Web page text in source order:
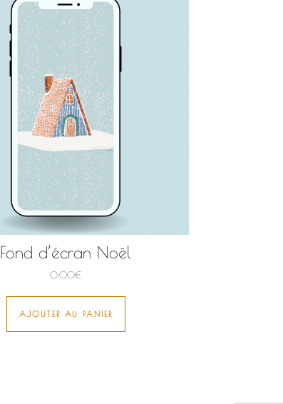
Fond d’écran Noël
0,00€
AJOUTER AU PANIER